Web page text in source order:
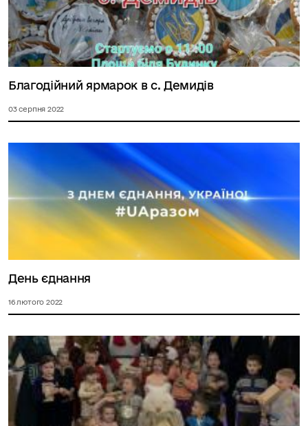
Благодійний ярмарок в с. Демидів
03 серпня 2022
День єднання
16 лютого 2022